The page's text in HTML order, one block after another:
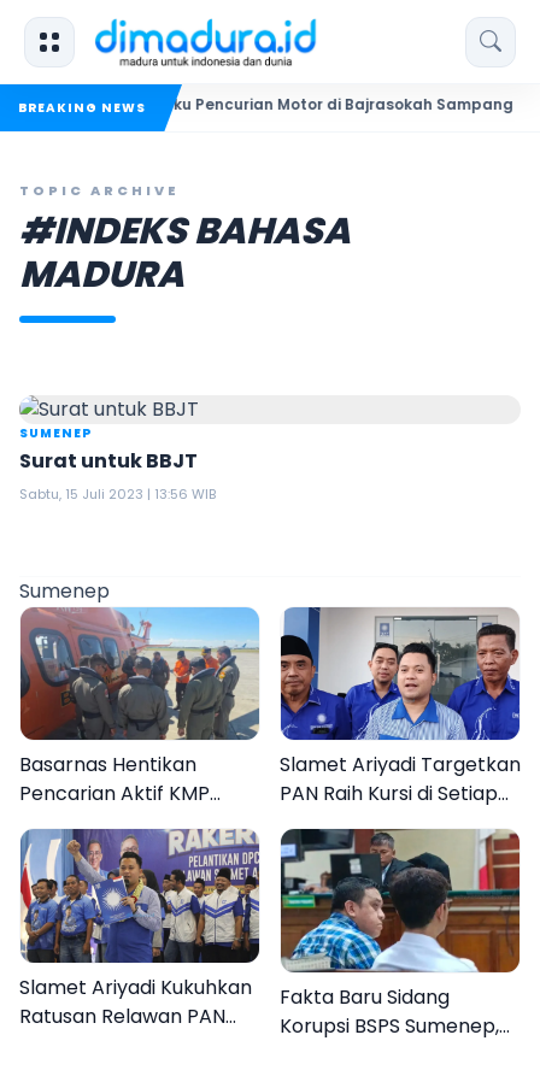
BREAKING NEWS
Dua Pelaku Pencurian Motor di Bajrasokah Sampang
TOPIC ARCHIVE
#INDEKS BAHASA
MADURA
SUMENEP
Surat untuk BBJT
Sabtu, 15 Juli 2023 | 13:56 WIB
Sumenep
Basarnas Hentikan
Pencarian Aktif KMP
Mutiara Sentosa II, Empat
Orang Masih Hilang
Slamet Ariyadi Targetkan
PAN Raih Kursi di Setiap
Dapil Sumenep pada
2029
Slamet Ariyadi Kukuhkan
Ratusan Relawan PAN
Fakta Baru Sidang
Korupsi BSPS Sumenep,